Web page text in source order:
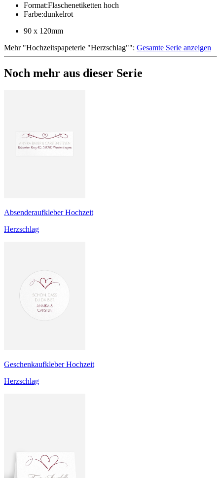
Format:Flaschenetiketten hoch
Farbe:dunkelrot
90 x 120mm
Mehr"Hochzeitspapeterie "Herzschlag"": Gesamte Serie anzeigen
Noch mehr aus dieser Serie
Absenderaufkleber Hochzeit
Herzschlag
Geschenkaufkleber Hochzeit
Herzschlag